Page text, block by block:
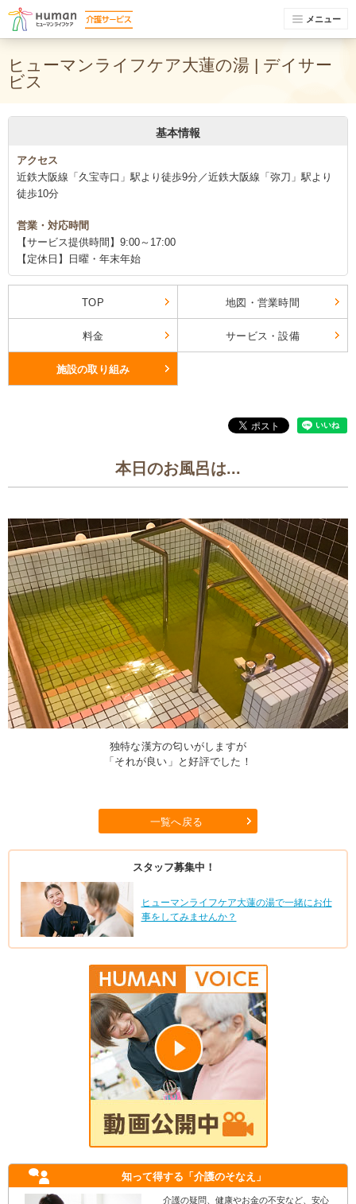
メニュー
ヒューマンライフケア大蓮の湯 | デイサー
ビス
基本情報
アクセス
近鉄大阪線「久宝寺口」駅より徒歩9分／近鉄大阪線「弥刀」駅より
徒歩10分
営業・対応時間
【サービス提供時間】9:00～17:00
【定休日】日曜・年末年始
TOP 地図・営業時間
料金 サービス・設備
施設の取り組み
本日のお風呂は...
独特な漢方の匂いがしますが
「それが良い」と好評でした！
一覧へ戻る
スタッフ募集中！
ヒューマンライフケア大蓮の湯で一緒にお仕
事をしてみませんか？
知って得する 「介護のそなえ」
介護の疑問、健康やお金の不安など、安心